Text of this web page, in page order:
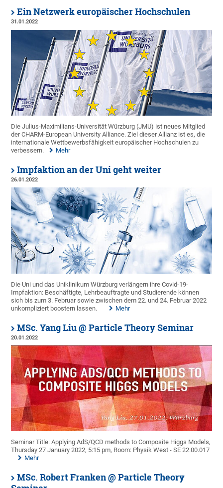
Ein Netzwerk europäischer Hochschulen
31.01.2022
Die Julius-Maximilians-Universität Würzburg (JMU) ist neues Mitglied
der CHARM-European University Alliance. Ziel dieser Allianz ist es, die
internationale Wettbewerbsfähigkeit europäischer Hochschulen zu
verbessern.
Mehr
Impfaktion an der Uni geht weiter
26.01.2022
Die Uni und das Uniklinikum Würzburg verlängern ihre Covid-19-
Impfaktion: Beschäftigte, Lehrbeauftragte und Studierende können
sich bis zum 3. Februar sowie zwischen dem 22. und 24. Februar 2022
unkompliziert boostern lassen.
Mehr
MSc. Yang Liu @ Particle Theory Seminar
20.01.2022
Seminar Title: Applying AdS/QCD methods to Composite Higgs Models,
Thursday 27 January 2022, 5:15 pm, Room: Physik West - SE 22.00.017
Mehr
MSc. Robert Franken @ Particle Theory